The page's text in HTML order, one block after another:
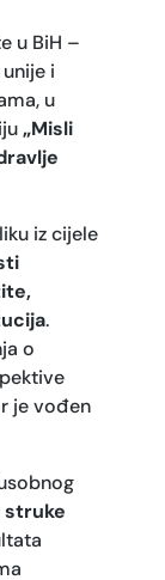
u BiH –
i
u
„Misli
iz cijele
.
o
je vođen
struke